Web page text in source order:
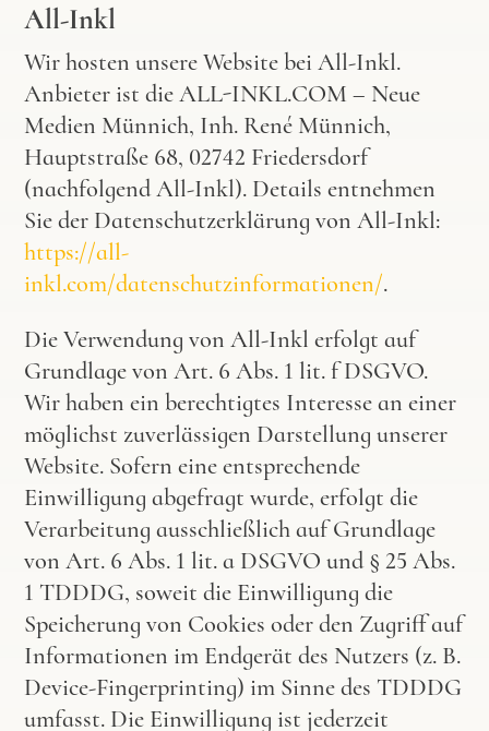
All-Inkl
Wir hosten unsere Website bei All-Inkl.
Anbieter ist die ALL-INKL.COM – Neue
Medien Münnich, Inh. René Münnich,
Hauptstraße 68, 02742 Friedersdorf
(nachfolgend All-Inkl). Details entnehmen
Sie der Datenschutzerklärung von All-Inkl:
https://all-
inkl.com/datenschutzinformationen/.
Die Verwendung von All-Inkl erfolgt auf
Grundlage von Art. 6 Abs. 1 lit. f DSGVO.
Wir haben ein berechtigtes Interesse an einer
möglichst zuverlässigen Darstellung unserer
Website. Sofern eine entsprechende
Einwilligung abgefragt wurde, erfolgt die
Verarbeitung ausschließlich auf Grundlage
von Art. 6 Abs. 1 lit. a DSGVO und § 25 Abs.
1 TDDDG, soweit die Einwilligung die
Speicherung von Cookies oder den Zugriff auf
Informationen im Endgerät des Nutzers (z. B.
Device-Fingerprinting) im Sinne des TDDDG
umfasst. Die Einwilligung ist jederzeit